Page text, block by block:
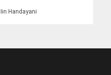
Iin Handayani